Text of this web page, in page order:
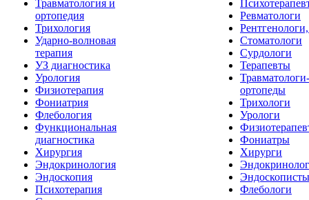
Травматология и
ортопедия
Трихология
Ударно-волновая
терапия
УЗ диагностика
Урология
Физиотерапия
Фониатрия
Флебология
Функциональная
диагностика
Хирургия
Эндокринология
Эндоскопия
Психотерапия
Ревматологи
Стоматологи
Сурдологи
Терапевты
Травматологи-
ортопеды
Трихологи
Урологи
Фониатры
Хирурги
Эндоскописты
Флебологи